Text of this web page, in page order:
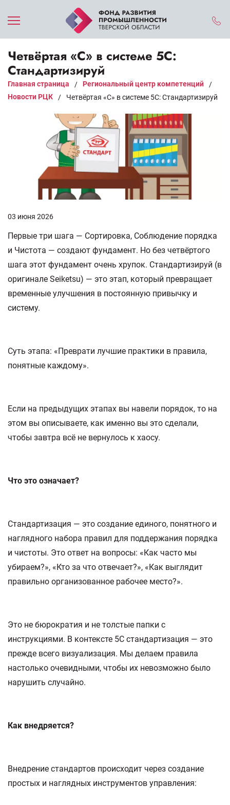
Четвёртая «С» в системе 5С:
Стандартизируй
Главная страница / Региональный центр компетенций
/
Новости РЦК
/ Четвёртая «С» в системе 5С: Стандартизируй
03 июня 2026
Первые три шага — Сортировка, Соблюдение порядка
и Чистота — создают фундамент. Но без четвёртого
шага этот фундамент очень хрупок. Стандартизируй (в
оригинале Seiketsu) — это этап, который превращает
временные улучшения в постоянную привычку и
систему.
Суть этапа: «Преврати лучшие практики в правила,
понятные каждому».
Если на предыдущих этапах вы навели порядок, то на
этом вы описываете, как именно вы это сделали,
чтобы завтра всё не вернулось к хаосу.
Что это означает?
Стандартизация — это создание единого, понятного и
наглядного набора правил для поддержания порядка
и чистоты. Это ответ на вопросы: «Как часто мы
убираем?», «Кто за что отвечает?», «Как выглядит
правильно организованное рабочее место?».
Это не бюрократия и не толстые папки с
инструкциями. В контексте 5С стандартизация — это
прежде всего визуализация. Мы делаем правила
настолько очевидными, чтобы их невозможно было
нарушить случайно.
Как внедряется?
Внедрение стандартов происходит через создание
простых и наглядных инструментов управления: